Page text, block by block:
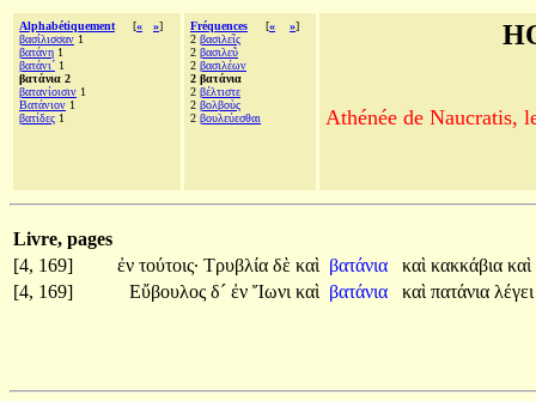
Alphabétiquement [« »]
βασίλισσαν 1
βατάνη 1
βατάνι´ 1
βατάνια 2
βατανίοισιν 1
Βατάνιον 1
βατίδες 1
Fréquences [« »]
2 βασιλεῖς
2 βασιλεῦ
2 βασιλέων
2 βατάνια
2 βέλτιστε
2 βολβοὺς
2 βουλεύεσθαι Athénée de Naucratis,
Livre, pages
[4, 169]
ἐν τούτοις· Τρυβλία δὲ καὶ βατάνια καὶ κακκάβια καὶ
[4, 169]
Εὔβουλος δ´ ἐν Ἴωνι καὶ βατάνια καὶ πατάνια